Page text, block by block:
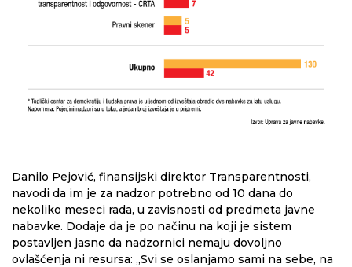
Danilo Pejović, finansijski direktor Transparentnosti,
navodi da im je za nadzor potrebno od 10 dana do
nekoliko meseci rada, u zavisnosti od predmeta javne
nabavke. Dodaje da je po načinu na koji je sistem
postavljen jasno da nadzornici nemaju dovoljno
ovlašćenja ni resursa: „Svi se oslanjamo sami na sebe, na